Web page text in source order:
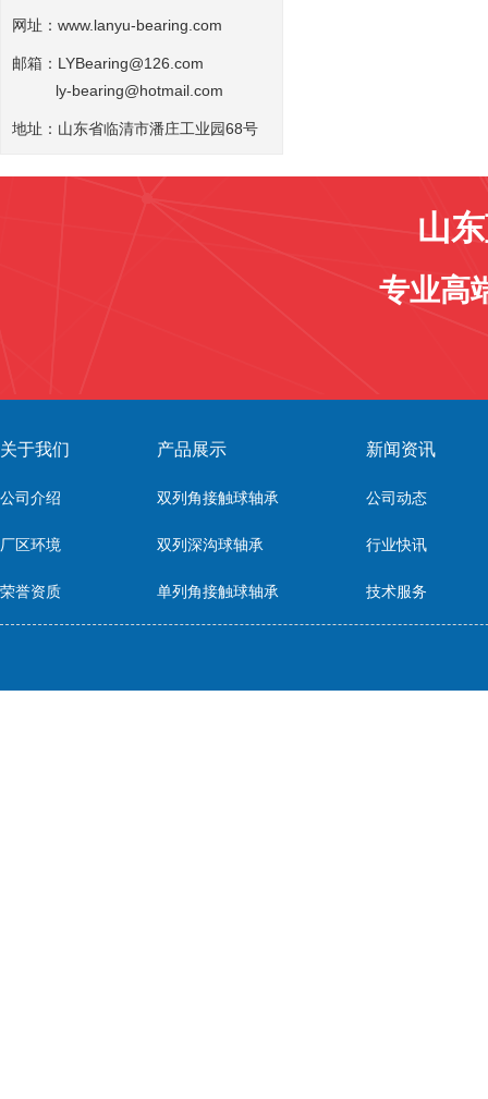
网址： www.lanyu-bearing.com
邮箱：LYBearing@126.com
ly-bearing@hotmail.com
地址：山东省临清市潘庄工业园68号
山
专业高
关于我们
公司介绍
厂区环境
荣誉资质
产品展示
双列角接触球轴承
双列深沟球轴承
单列角接触球轴承
新闻资讯
公司动态
行业快讯
技术服务